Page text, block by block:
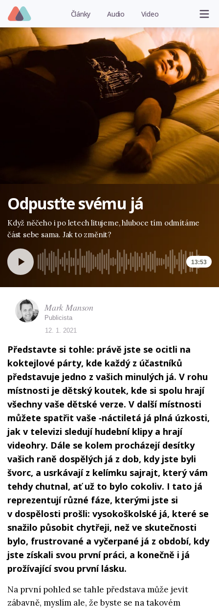
Články Audio Video
Odpusťte svému já
Když něčeho i po letech litujeme, hluboce tím odmítáme
část sebe sama. Jak to změnit?
13:53
Představte si tohle: právě jste se ocitli na
koktejlové párty, kde každý z účastníků
představuje jedno z vašich minulých já. V rohu
místnosti je dětský koutek, kde si spolu hrají
všechny vaše dětské verze. V další místnosti
můžete spatřit vaše ‑náctiletá já plná úzkosti,
jak v televizi sledují hudební klipy a hrají
videohry. Dále se kolem procházejí desítky
vašich raně dospělých já z dob, kdy jste byli
švorc, a usrkávají z kelímku sajrajt, který vám
tehdy chutnal, ať už to bylo cokoliv. I tato já
reprezentují různé fáze, kterými jste si
v dospělosti prošli: vysokoškolské já, které se
snažilo působit chytřeji, než ve skutečnosti
bylo, frustrované a vyčerpané já z období, kdy
jste získali svou první práci, a konečně i já
prožívající svou první lásku.
Na první pohled se tahle představa může jevit
zábavně, myslím ale, že byste se na takovém
Mark Manson
Publicista
12. 1. 2021